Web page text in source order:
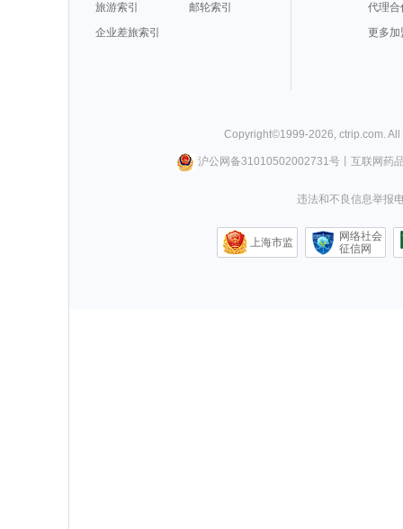
旅游索引
邮轮索引
企业差旅索引
代理合
更多加
Copyright©1999-2026, ctrip.com.
沪公网备31010502002731号丨 互联网药
违法和不良信息举报
上海市监
网络社会
征信网